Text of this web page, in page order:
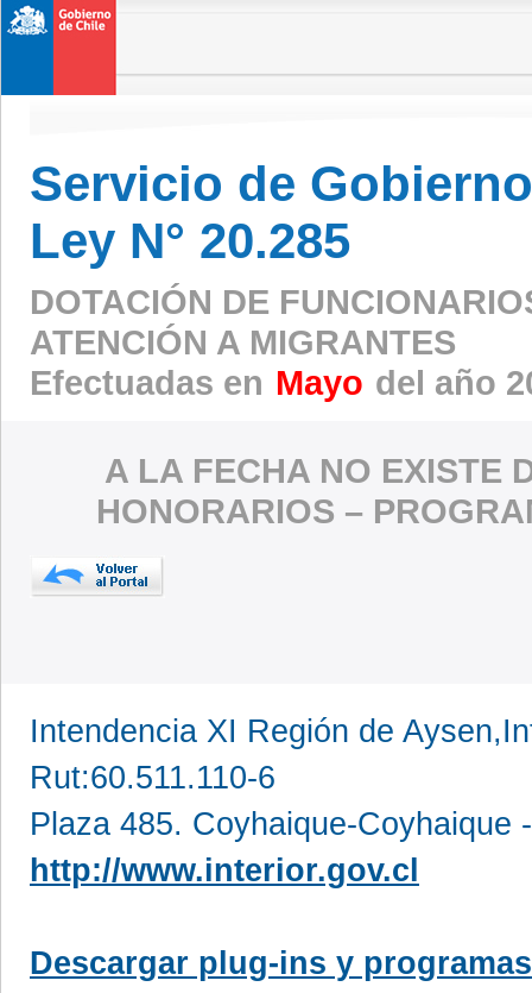
Servicio de
Ley N° 20.285
DOTACIÓN DE
ATENCIÓN A MIGRANTES
Efectuadas en Mayo del año
A LA FECHA NO EXISTE
HONORARIOS –
Intendencia XI Región de
Rut:60.511.110-6
Plaza 485. Coyhaique-Coyhaique
http://www.interior.gov.cl
Descargar plug-ins y